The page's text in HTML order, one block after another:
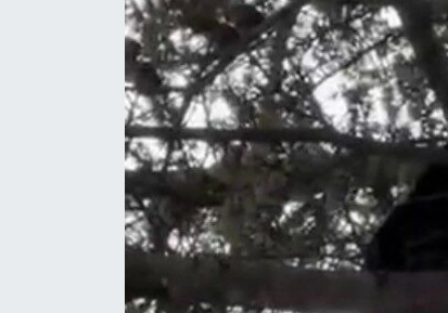
Resmi İlanlar
Siyaset
Son Dakika Haberleri
Haber Arşivi